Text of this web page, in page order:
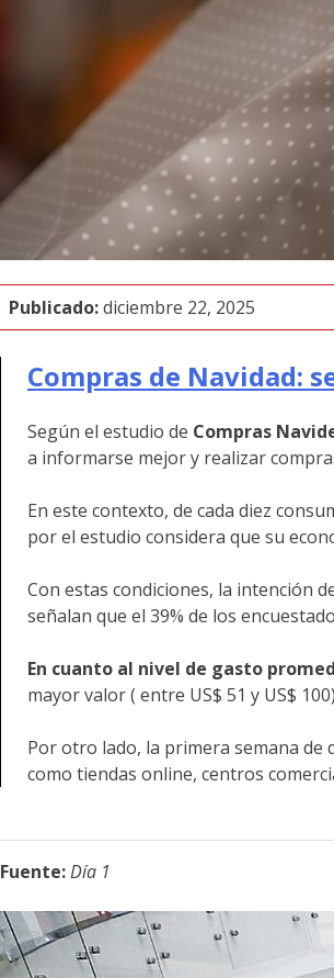
Publicado:diciembre 22, 2025
Compras de Navidad:
Según el estudio de Compras
a informarse mejor y realizar
En este contexto, de cada diez
por el estudio considera que su
Con estas condiciones, la intención
señalan que el 39% de los
En cuanto al nivel de gasto
mayor valor ( entre US$ 51 y US$
Por otro lado, la primera semana de
como tiendas online, centros
Fuente:Día 1